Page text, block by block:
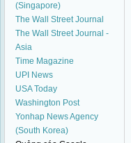
(Singapore)
The Wall Street Journal
The Wall Street Journal -
Asia
Time Magazine
UPI News
USA Today
Washington Post
Yonhap News Agency
(South Korea)